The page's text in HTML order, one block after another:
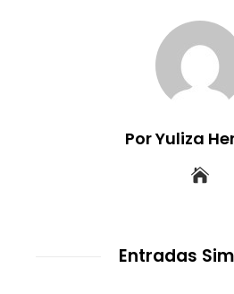
Por Yuliza
Entradas